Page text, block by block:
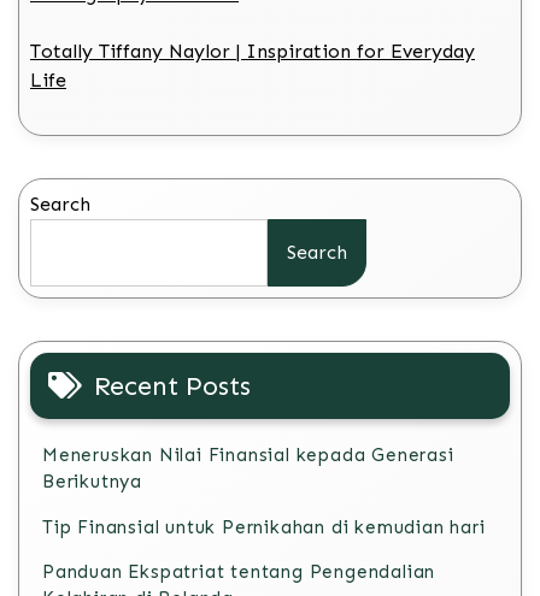
Totally Tiffany Naylor | Inspiration for Everyday
Life
Search
Search
Recent Posts
Meneruskan Nilai Finansial kepada Generasi
Berikutnya
Tip Finansial untuk Pernikahan di kemudian hari
Panduan Ekspatriat tentang Pengendalian